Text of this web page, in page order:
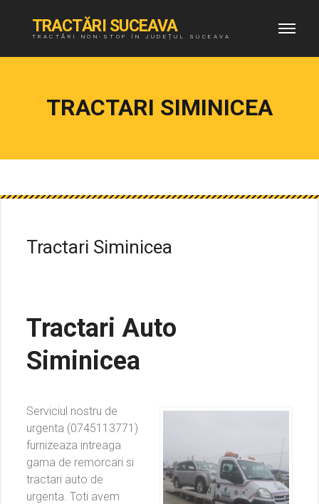
TRACTĂRI SUCEAVA
TRACTĂRI NON-STOP ÎN JUDEȚUL SUCEAVA
TRACTARI SIMINICEA
Tractari Siminicea
Tractari Auto
Siminicea
Serviciul nostru de
urgenta (0745113771)
furnizeaza intreaga
gama de remorcari si
tractari auto de
urgenta. Toti avem